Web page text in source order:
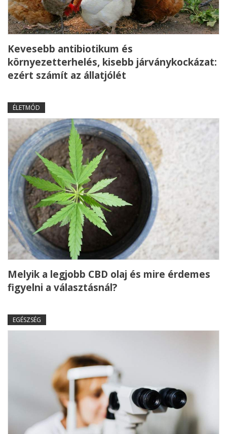
Kevesebb antibiotikum és
környezetterhelés, kisebb járványkockázat:
ezért számít az állatjólét
ÉLETMÓD
Melyik a legjobb CBD olaj és mire érdemes
figyelni a választásnál?
EGÉSZSÉG